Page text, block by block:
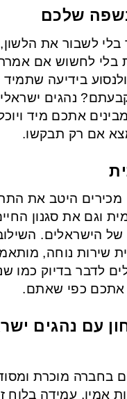
שלכם
בלי לשבור את
בלי לחשוש אם
בידיעה
נהגים
אתכם מיד
אם רק תבקשו.
מכירים היטב את
וגם את סגנון
של הישראלים.
שירות נוחה,
לדבר בדיוק כמו
אתכם כפי שאתם.
עם נהגים
בחברה מוכרת
אמין, עמידה בלוח